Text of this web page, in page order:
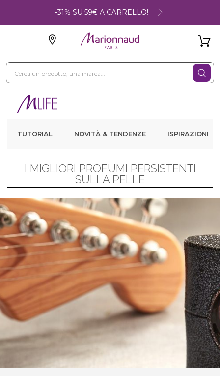
-31% SU 59€ A CARRELLO!
TUTORIAL NOVITÀ & TENDENZE ISPIRAZIONI
I MIGLIORI PROFUMI PERSISTENTI
SULLA PELLE